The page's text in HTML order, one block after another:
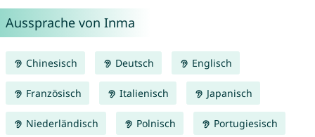
Aussprache von Inma
Chinesisch Deutsch Englisch
Französisch Italienisch Japanisch
Niederländisch Polnisch Portugiesisch